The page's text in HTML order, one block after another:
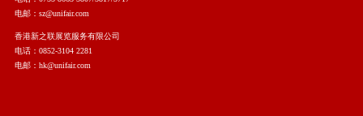
电邮：sz@unifair.com
香港新之联展览服务有限公司
电话：0852-3104 2281
电邮：hk@unifair.com